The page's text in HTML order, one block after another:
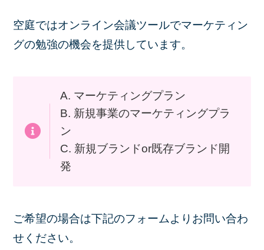
空庭ではオンライン会議ツールでマーケティン
グの勉強の機会を提供しています。
A. マーケティングプラン
B. 新規事業のマーケティングプラ
ン
C. 新規ブランドor既存ブランド開
発
ご希望の場合は下記のフォームよりお問い合わ
せください。